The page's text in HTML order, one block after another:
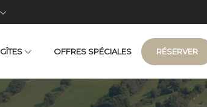
GÎTES
Aux Fleurs Des Champs
Aux Quatre Saisons
OFFRES SPÉCIALES RÉSERVER